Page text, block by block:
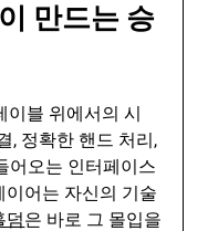
만드는 승
이블 위에서의 시
, 정확한 핸드 처리,
어오는 인터페이스
어는 자신의 기술
덤은 바로 그 몰입을